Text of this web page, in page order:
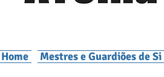
Home Mestres e Guardiões de Si